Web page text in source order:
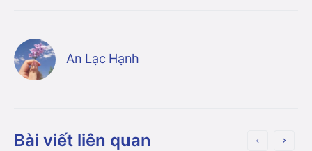
An Lạc Hạnh
Bài viết liên quan